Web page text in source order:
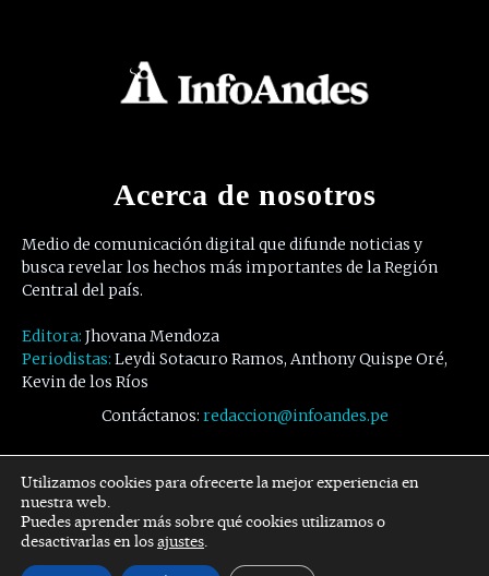
Acerca de nosotros
Medio de comunicación digital que difunde noticias y
busca revelar los hechos más importantes de la Región
Central del país.
Editora: Jhovana Mendoza
Periodistas: Leydi Sotacuro Ramos, Anthony Quispe Oré,
Kevin de los Ríos
Contáctanos: redaccion@infoandes.pe
Síguenos
Facebook Twitter Youtube
Utilizamos cookies para ofrecerte la mejor experiencia en
nuestra web.
Puedes aprender más sobre qué cookies utilizamos o
desactivarlas en losajustes.